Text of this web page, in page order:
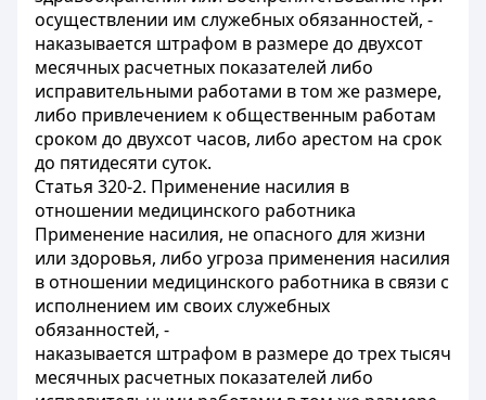
осуществлении им служебных обязанностей, -
наказывается штрафом в размере до двухсот
месячных расчетных показателей либо
исправительными работами в том же размере,
либо привлечением к общественным работам
сроком до двухсот часов, либо арестом на срок
до пятидесяти суток.
Статья 320-2. Применение насилия в
отношении медицинского работника
Применение насилия, не опасного для жизни
или здоровья, либо угроза применения насилия
в отношении медицинского работника в связи с
исполнением им своих служебных
обязанностей, -
наказывается штрафом в размере до трех тысяч
месячных расчетных показателей либо